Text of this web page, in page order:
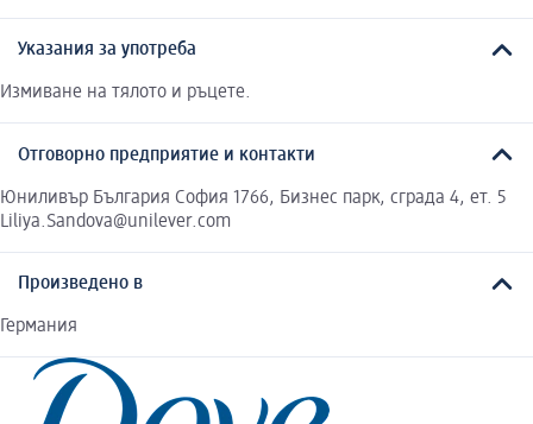
Указания за употреба
Измиване на тялото и ръцете.
Отговорно предприятие и контакти
Юниливър България София 1766, Бизнес парк, сграда 4, ет. 5
Liliya.Sandova@unilever.com
Произведено в
Германия